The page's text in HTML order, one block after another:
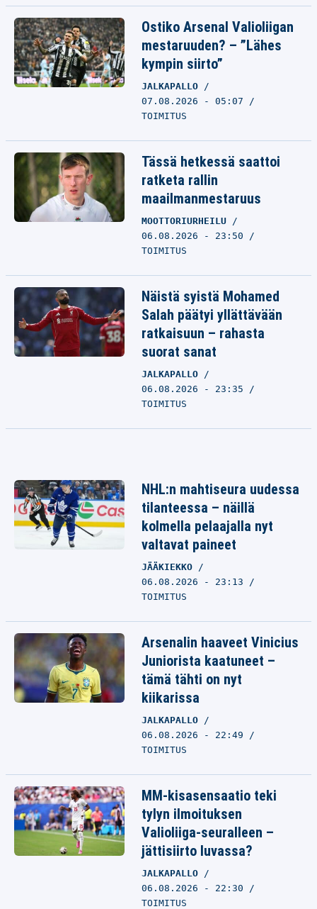
Ostiko Arsenal Valioliigan
mestaruuden? – ”Lähes
kympin siirto”
JALKAPALLO
07.08.2026 - 05:07
TOIMITUS
Tässä hetkessä saattoi
ratketa rallin
maailmanmestaruus
MOOTTORIURHEILU
06.08.2026 - 23:50
TOIMITUS
Näistä syistä Mohamed
Salah päätyi yllättävään
ratkaisuun – rahasta
suorat sanat
JALKAPALLO
06.08.2026 - 23:35
TOIMITUS
NHL:n mahtiseura uudessa
tilanteessa – näillä
kolmella pelaajalla nyt
valtavat paineet
JÄÄKIEKKO
06.08.2026 - 23:13
TOIMITUS
Arsenalin haaveet Vinicius
Juniorista kaatuneet –
tämä tähti on nyt
kiikarissa
JALKAPALLO
06.08.2026 - 22:49
TOIMITUS
MM-kisasensaatio teki
tylyn ilmoituksen
Valioliiga-seuralleen –
jättisiirto luvassa?
JALKAPALLO
06.08.2026 - 22:30
TOIMITUS